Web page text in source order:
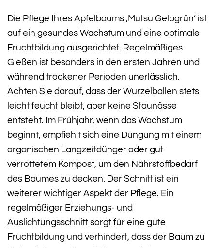
Die Pflege Ihres Apfelbaums ‚Mutsu Gelbgrün‘ ist
auf ein gesundes Wachstum und eine optimale
Fruchtbildung ausgerichtet. Regelmäßiges
Gießen ist besonders in den ersten Jahren und
während trockener Perioden unerlässlich.
Achten Sie darauf, dass der Wurzelballen stets
leicht feucht bleibt, aber keine Staunässe
entsteht. Im Frühjahr, wenn das Wachstum
beginnt, empfiehlt sich eine Düngung mit einem
organischen Langzeitdünger oder gut
verrottetem Kompost, um den Nährstoffbedarf
des Baumes zu decken. Der Schnitt ist ein
weiterer wichtiger Aspekt der Pflege. Ein
regelmäßiger Erziehungs- und
Auslichtungsschnitt sorgt für eine gute
Fruchtbildung und verhindert, dass der Baum zu